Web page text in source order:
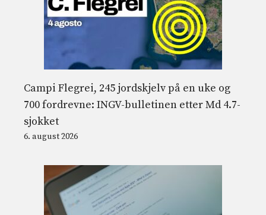
Campi Flegrei, 245 jordskjelv på en uke og
700 fordrevne: INGV-bulletinen etter Md 4.7-
sjokket
6. august 2026